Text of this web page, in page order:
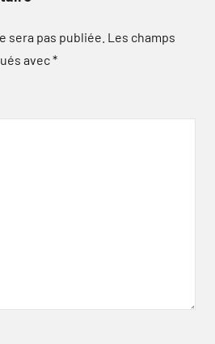
sera pas publiée. Les champs
avec*